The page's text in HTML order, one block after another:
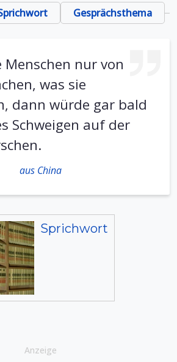
Gesprächsthema
Menschen nur von
was sie
dann würde gar bald
Schweigen auf der
aus China
Sprichwort
Anzeige